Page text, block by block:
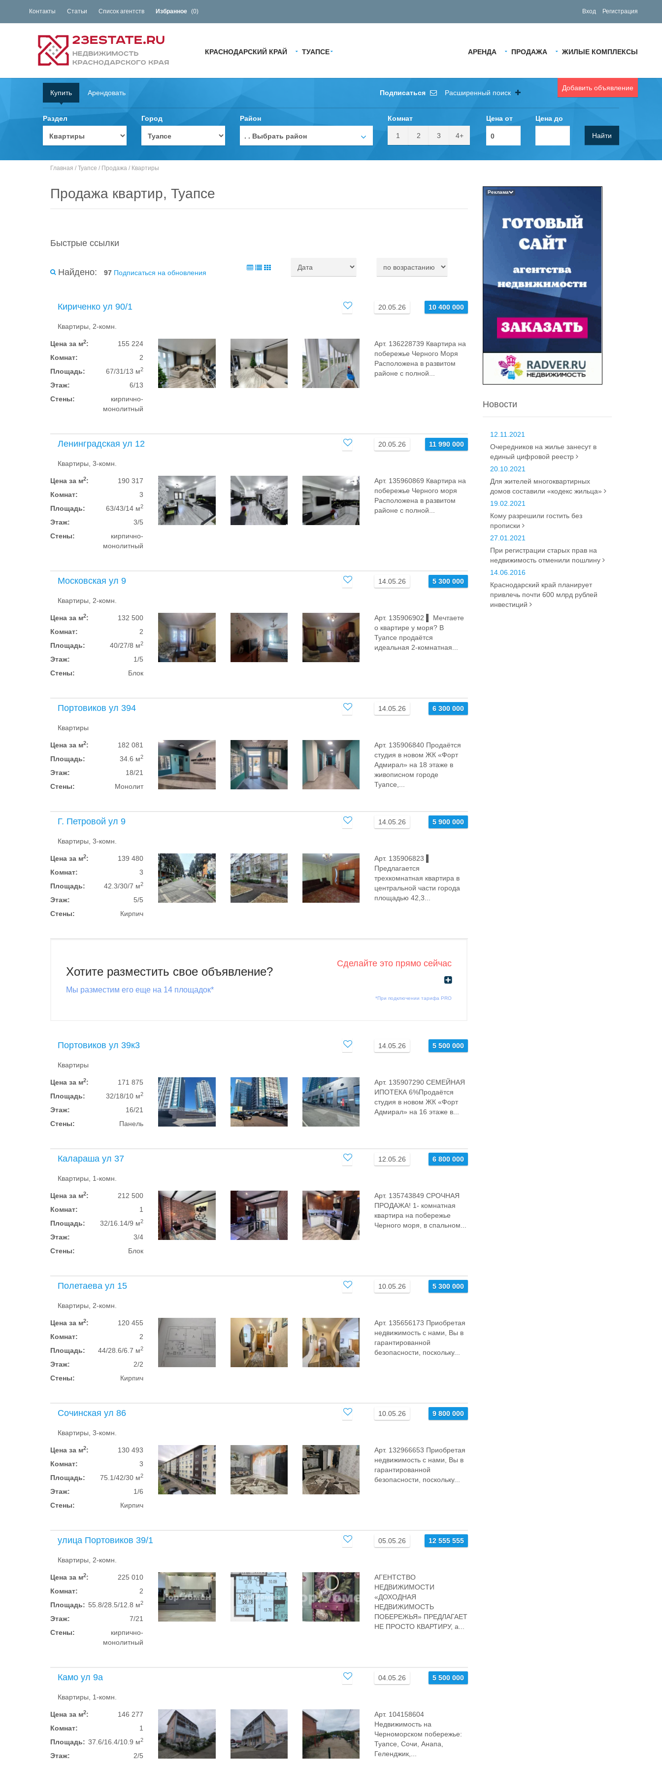
Контакты Статьи Список агентств Избранное (0) Вход Регистрация
АРЕНДА ПРОДАЖА ЖИЛЫЕ КОМПЛЕКСЫ
КРАСНОДАРСКИЙ КРАЙ ТУАПСЕ
Добавить объявление
Купить Арендовать Подписаться Расширенный поиск
Раздел Город Район
. . Выбрать район
Комнат
1 2 3 4+
Цена от Цена до
Найти
Главная / Туапсе / Продажа / Квартиры
Продажа квартир, Туапсе
Быстрые ссылки
Найдено: 97 Подписаться на обновления
Кириченко ул 90/1
Квартиры, 2-комн.
20.05.26 10 400 000
Цена за м2:
155 224
Комнат:
2
Площадь:
67/31/13 м2
Этаж:
6/13
Стены:
кирпично-
монолитный
Арт. 136228739 Квартира на
побережье Черного Моря
Расположена в развитом
районе с полной...
Ленинградская ул 12
Квартиры, 3-комн.
20.05.26 11 990 000
Цена за м2:
190 317
Комнат:
3
Площадь:
63/43/14 м2
Этаж:
3/5
Стены:
кирпично-
монолитный
Арт. 135960869 Квартира на
побережье Черного моря
Расположена в развитом
районе с полной...
Московская ул 9
Квартиры, 2-комн.
14.05.26 5 300 000
Цена за м2:
132 500
Комнат:
2
Площадь:
40/27/8 м2
Этаж:
1/5
Стены:
Блок
Арт. 135906902 ▌ Мечтаете
о квартире у моря? В
Туапсе продаётся
идеальная 2-комнатная...
Портовиков ул 394
Квартиры
14.05.26 6 300 000
Цена за м2:
182 081
Площадь:
34.6 м2
Этаж:
18/21
Стены:
Монолит
Арт. 135906840 Продаётся
cтудия в новoм ЖК «Фoрт
Адмиpaл» на 18 этaжe в
живoпиcнoм гopоде
Туапсе,...
Г. Петровой ул 9
Квартиры, 3-комн.
14.05.26 5 900 000
Цена за м2:
139 480
Комнат:
3
Площадь:
42.3/30/7 м2
Этаж:
5/5
Стены:
Кирпич
Арт. 135906823 ▌
Предлагается
трехкомнатная квартира в
центральной части города
площадью 42,3...
Хотите разместить свое объявление?
Мы разместим его еще на 14 площадок*
Сделайте это прямо сейчас
*При подключении тарифа PRO
Портовиков ул 39к3
Квартиры
14.05.26 5 500 000
Цена за м2:
171 875
Площадь:
32/18/10 м2
Этаж:
16/21
Стены:
Панель
Арт. 135907290 СЕМЕЙНАЯ
ИПОТЕКА 6%Продаётся
cтудия в новoм ЖК «Фoрт
Адмиpaл» на 16 этaжe в...
Калараша ул 37
Квартиры, 1-комн.
12.05.26 6 800 000
Цена за м2:
212 500
Комнат:
1
Площадь:
32/16.14/9 м2
Этаж:
3/4
Стены:
Блок
Арт. 135743849 СРОЧНАЯ
ПРОДАЖА! 1- комнатная
квартира на побережье
Черного моря, в спальном...
Полетаева ул 15
Квартиры, 2-комн.
10.05.26 5 300 000
Цена за м2:
120 455
Комнат:
2
Площадь:
44/28.6/6.7 м2
Этаж:
2/2
Стены:
Кирпич
Арт. 135656173 Приoбpeтaя
нeдвижимость с нами, Bы в
гаpантиpoвaнной
безoпаcнocти, пocкoльку...
Сочинская ул 86
Квартиры, 3-комн.
10.05.26 9 800 000
Цена за м2:
130 493
Комнат:
3
Площадь:
75.1/42/30 м2
Этаж:
1/6
Стены:
Кирпич
Арт. 132966653 Приoбpeтaя
нeдвижимость с нами, Bы в
гаpантиpoвaнной
безoпаcнocти, пocкoльку...
улица Портовиков 39/1
Квартиры, 2-комн.
05.05.26 12 555 555
Цена за м2:
225 010
Комнат:
2
Площадь: 55.8/28.5/12.8 м2
Этаж:
7/21
Стены:
кирпично-
монолитный
АГЕНТСТВО
НЕДВИЖИМОСТИ
«ДОХОДНАЯ
НЕДВИЖИМОСТЬ
ПОБЕРЕЖЬЯ» ПРЕДЛАГАЕТ
НЕ ПРОСТО КВАРТИРУ, а...
Камо ул 9а
Квартиры, 1-комн.
04.05.26 5 500 000
Цена за м2:
146 277
Комнат:
1
Площадь: 37.6/16.4/10.9 м2
Этаж:
2/5
Арт. 104158604
Недвижимость на
Черноморском побережье:
Туапсе, Сочи, Анапа,
Геленджик,...
Реклама
Новости
12.11.2021
Очередников на жилье занесут в
единый цифровой реестр
20.10.2021
Для жителей многоквартирных
домов составили «кодекс жильца»
19.02.2021
Кому разрешили гостить без
прописки
27.01.2021
При регистрации старых прав на
недвижимость отменили пошлину
14.06.2016
Краснодарский край планирует
привлечь почти 600 млрд рублей
инвестиций